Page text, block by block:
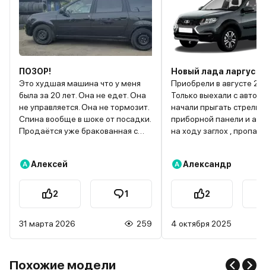
ПОЗОР!
Это худшая машина что у меня
была за 20 лет. Она не едет. Она
не управляется. Она не тормозит.
Спина вообще в шоке от посадки.
Продаётся уже бракованная с
мотор, о проблеме в курсе даже
завод, останавливали
производство. Проехав с этой
мой авто нет предписания,
оставляйте будем смотреть.
СССР даже тронуться нормально
А Алексей
2 1
31 марта 2026 259
Новый лада ларгус
Приобрели в августе
Только выехали с
начали прыгать стрелки
приборной панели и
на ходу заглох ,
визуально вроде все
на аккуме и масса, с
никаких ключей ,
еще но проблема осталась , авто
глохнет на ходу. Звонок
электрику через
А Александр
2
4 октября 2025
Похожие модели